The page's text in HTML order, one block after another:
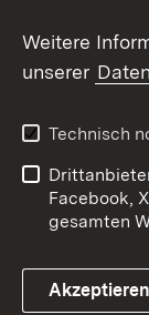
Link zum
Kontakt
Impressum
Weitere
unserer
Technisch
Facebook,
gesamten
Akzeptieren